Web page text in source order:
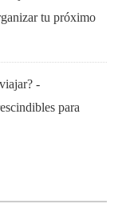
tu próximo
-
para